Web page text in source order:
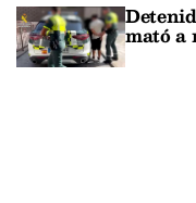
mató a